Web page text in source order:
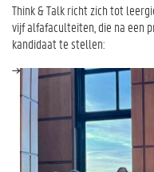
Think & Talk richt zich tot
vijf alfafaculteiten, die na een
kandidaat te stellen: